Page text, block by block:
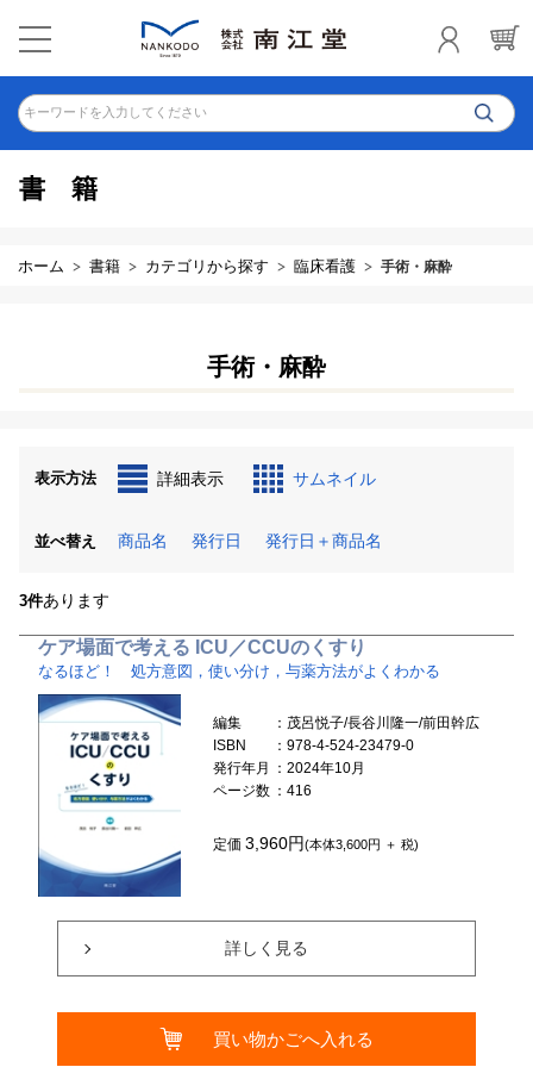
キーワードを入力してください
書籍
ホーム 書籍 カテゴリから探す 臨床看護 手術・麻酔
手術・麻酔
表示方法 詳細表示 サムネイル
並べ替え 商品名 発行日 発行日＋商品名
3件あります
ケア場面で考える ICU／CCUのくすり
なるほど！ 処方意図，使い分け，与薬方法がよくわかる
編集
：茂呂悦子/長谷川隆一/前田幹広
ISBN
：978-4-524-23479-0
発行年月
：2024年10月
ページ数 ：416
定価3,960円(本体3,600円 ＋ 税)
詳しく見る
買い物かごへ入れる